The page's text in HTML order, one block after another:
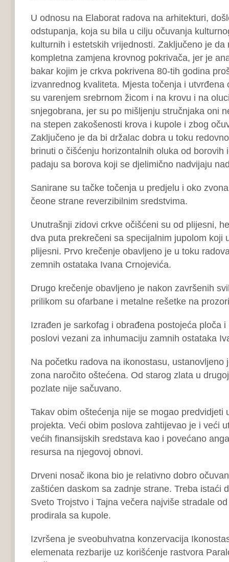
U odnosu na Elaborat radova na arhitekturi,
odstupanja, koja su bila u cilju očuvanja
kulturnih i estetskih vrijednosti. Zaključeno je da
kompletna zamjena krovnog pokrivača, jer je
bakar kojim je crkva pokrivena 80‐tih godina
izvanrednog kvaliteta. Mjesta točenja i utvrđena
su varenjem srebrnom žicom i na krovu i na
snjegobrana, jer su po mišljenju stručnjaka oni
na stepen zakošenosti krova i kupole i zbog
Zaključeno je da bi držalac dobra u toku
brinuti o čišćenju horizontalnih oluka od borovih
padaju sa borova koji se djelimično nadvijaju
Sanirane su tačke točenja u predjelu i oko
čeone strane reverzibilnim sredstvima.
Unutrašnji zidovi crkve očišćeni su od plijesni,
dva puta prekrečeni sa specijalnim jupolom koji
plijesni. Prvo krečenje obavljeno je u toku
zemnih ostataka Ivana Crnojevića.
Drugo krečenje obavljeno je nakon završenih
prilikom su ofarbane i metalne rešetke na
Izrađen je sarkofag i obrađena postojeća ploča
poslovi vezani za inhumaciju zamnih ostataka
Na početku radova na ikonostasu, ustanovljeno
zona naročito oštećena. Od starog zlata u
pozlate nije sačuvano.
Takav obim oštećenja nije se mogao predvidjeti
projekta. Veći obim poslova zahtijevao je i veći
većih finansijskih sredstava kao i povećano
resursa na njegovoj obnovi.
Drveni nosač ikona bio je relativno dobro
zaštićen daskom sa zadnje strane. Treba istaći
Sveto Trojstvo i Tajna večera najviše stradale
prodirala sa kupole.
Izvršena je sveobuhvatna konzervacija
elemenata rezbarije uz korišćenje rastvora